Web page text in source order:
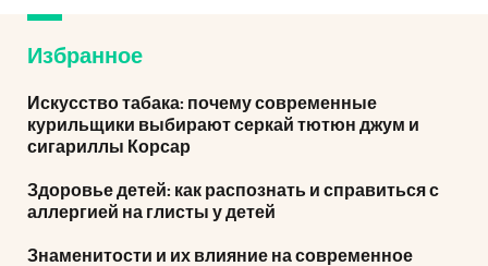
Избранное
Искусство табака: почему современные
курильщики выбирают серкай тютюн джум и
сигариллы Корсар
Здоровье детей: как распознать и справиться с
аллергией на глисты у детей
Знаменитости и их влияние на современное